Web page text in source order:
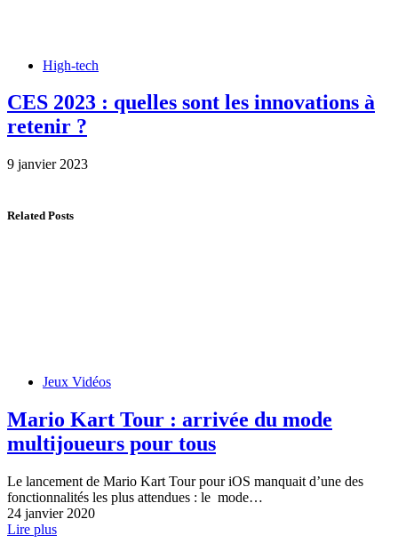
High-tech
CES 2023 : quelles sont les innovations à
retenir ?
9 janvier 2023
Related Posts
Jeux Vidéos
Mario Kart Tour : arrivée du mode
multijoueurs pour tous
Le lancement de Mario Kart Tour pour iOS manquait d’une des
fonctionnalités les plus attendues : le mode…
24 janvier 2020
Lire plus